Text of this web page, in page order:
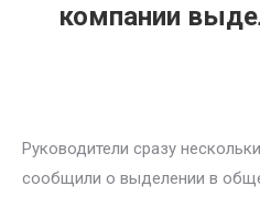
компании
Руководители сразу
сообщили о выделении в